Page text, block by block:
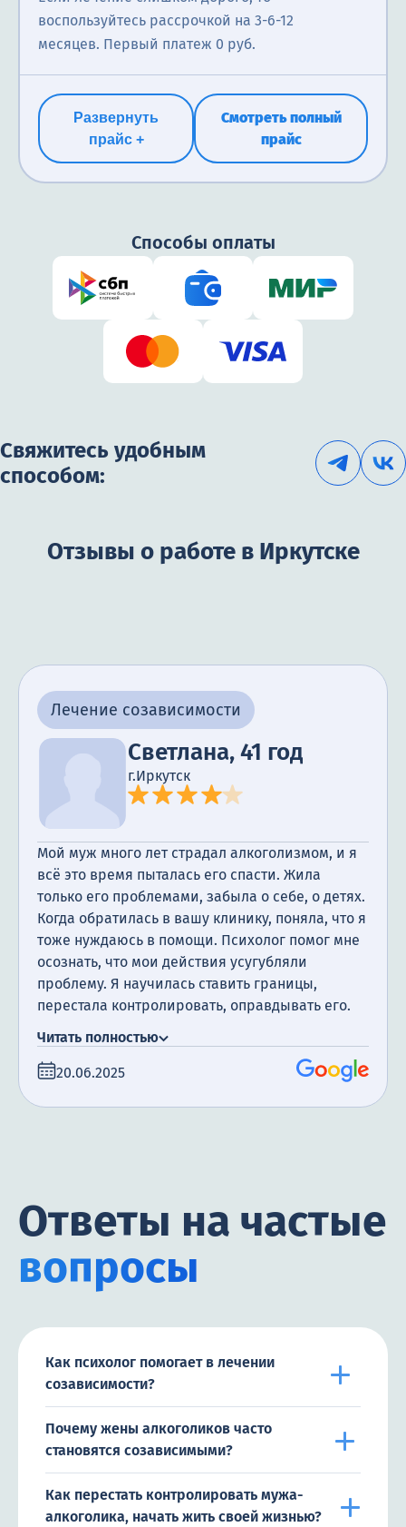
воспользуйтесь рассрочкой на 3-6-12
месяцев. Первый платеж 0 руб.
Развернуть
прайс +
Смотреть полный
прайс
Способы оплаты
Свяжитесь удобным
способом:
Отзывы о работе в Иркутске
Лечение созависимости
Светлана, 41 год
г.Иркутск
Мой муж много лет страдал алкоголизмом, и я
всё это время пыталась его спасти. Жила
только его проблемами, забыла о себе, о детях.
Когда обратилась в вашу клинику, поняла, что я
тоже нуждаюсь в помощи. Психолог помог мне
осознать, что мои действия усугубляли
проблему. Я научилась ставить границы,
перестала контролировать, оправдывать его.
уверенной, а муж сам начал задумываться о
лечении.
Читать полностью
20.06.2025
Ответы на частые
вопросы
Как психолог помогает в лечении
созависимости?
Почему жены алкоголиков часто
становятся созависимыми?
Как перестать контролировать мужа-
алкоголика, начать жить своей жизнью?